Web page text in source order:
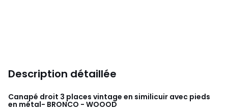
Description détaillée
Canapé droit 3 places vintage en similicuir avec pieds
en métal- BRONCO - WOOOD